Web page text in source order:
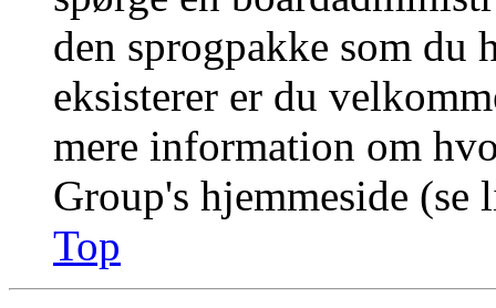
den sprogpakke som du
eksisterer er du
mere information om
Group's hjemmeside (se
Top